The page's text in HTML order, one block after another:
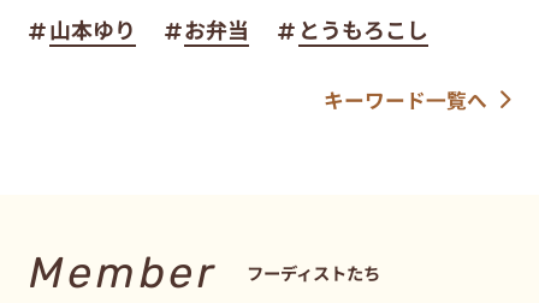
山本ゆり お弁当 とうもろこし
キーワード一覧へ
Member フーディストたち